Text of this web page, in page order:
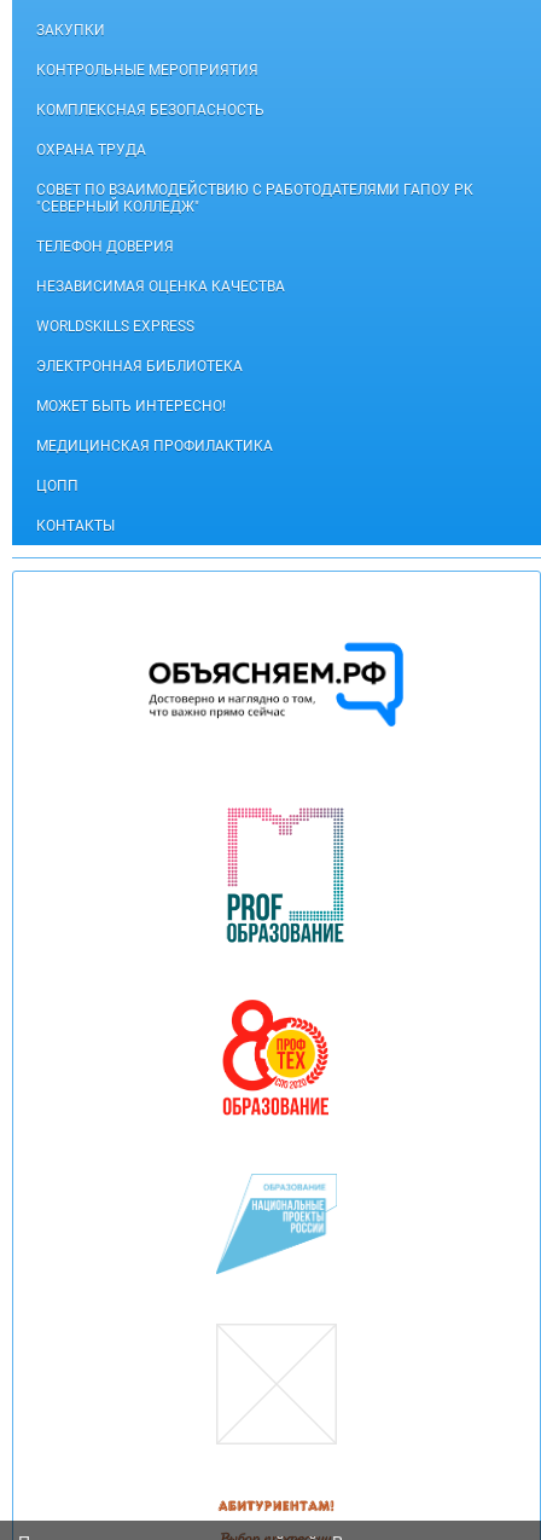
ЗАКУПКИ
КОНТРОЛЬНЫЕ МЕРОПРИЯТИЯ
КОМПЛЕКСНАЯ БЕЗОПАСНОСТЬ
ОХРАНА ТРУДА
СОВЕТ ПО ВЗАИМОДЕЙСТВИЮ С РАБОТОДАТЕЛЯМИ ГАПОУ РК
"СЕВЕРНЫЙ КОЛЛЕДЖ"
ТЕЛЕФОН ДОВЕРИЯ
НЕЗАВИСИМАЯ ОЦЕНКА КАЧЕСТВА
WORLDSKILLS EXPRESS
ЭЛЕКТРОННАЯ БИБЛИОТЕКА
МОЖЕТ БЫТЬ ИНТЕРЕСНО!
МЕДИЦИНСКАЯ ПРОФИЛАКТИКА
ЦОПП
КОНТАКТЫ